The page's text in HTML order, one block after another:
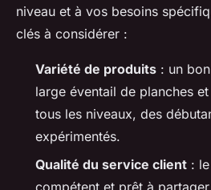
niveau et à vos besoins
clés à considérer :
Variété de produits : un
large éventail de planches
tous les niveaux, des
expérimentés.
Qualité du service client :
compétent et prêt à